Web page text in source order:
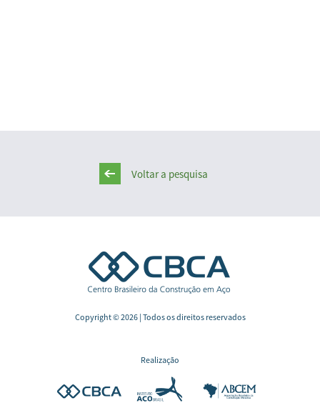
Voltar a pesquisa
Copyright © 2026 | Todos os direitos reservados
Realização